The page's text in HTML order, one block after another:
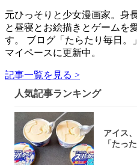
元ひっそりと少女漫画家。身
と昼寝とお絵描きとゲームを
す。 ブログ「たらたり毎日。
マイペースに更新中。
記事一覧を見る >
人気記事ランキング
アイス
「たっ